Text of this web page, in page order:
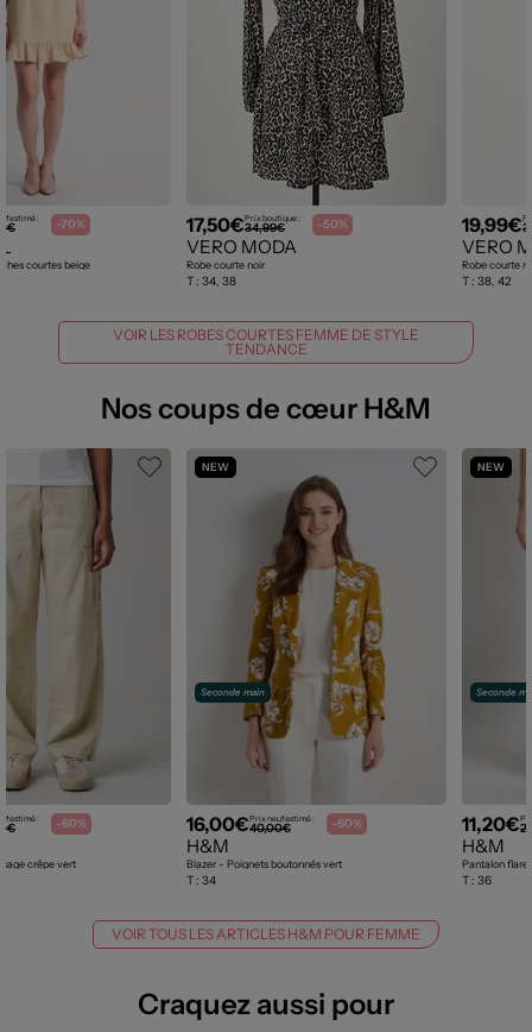
estimé : -70%
courtes beige
17,50€Prix boutique :
34,99€ -50%
VERO MODA
Robe courte noir
T : 34, 38
19,99€
VERO
Robe courte
T : 38, 42
VOIR LES ROBES COURTES FEMME DE STYLE
TENDANCE
Nos coups de cœur H&M
estimé : -60%
crêpe vert
NEW
Seconde main
16,00€Prix neuf estimé :
40,00€ -60%
H&M
Blazer - Poignets boutonnés vert
T : 34
NEW
Seconde
11,20€
H&M
Pantalon flare
T : 36
VOIR TOUS LES ARTICLES H&M POUR FEMME
Craquez aussi pour